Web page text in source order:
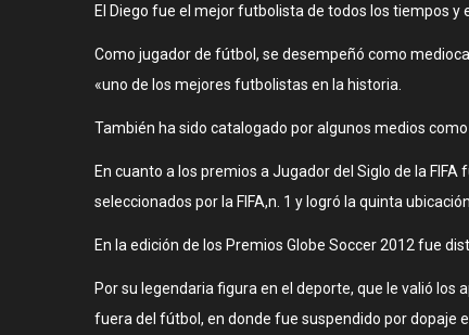
El Diego fue el mejor futbolista de todos los tiempos y
Como jugador de fútbol, se desempeñó como
«uno de los mejores futbolistas en la historia.
También ha sido catalogado por algunos medios
En cuanto a los premios a Jugador del Siglo de la
seleccionados por la FIFA,n. 1​ y logró la quinta
En la edición de los Premios Globe Soccer 2012 fue
Por su legendaria figura en el deporte, que le valió
fuera del fútbol, en donde fue suspendido por dopaje